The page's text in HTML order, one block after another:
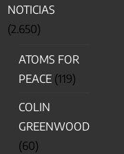
NOTICIAS
(2.650)
ATOMS FOR
PEACE (119)
COLIN
GREENWOOD
(60)